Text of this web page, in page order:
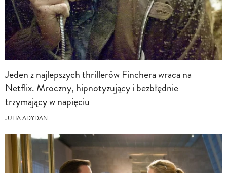
Jeden z najlepszych thrillerów Finchera wraca na
Netflix. Mroczny, hipnotyzujący i bezbłędnie
trzymający w napięciu
JULIA ADYDAN